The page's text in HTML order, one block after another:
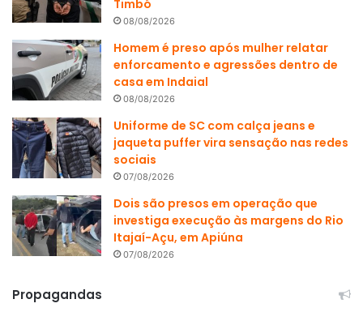
Timbó
08/08/2026
Homem é preso após mulher relatar
enforcamento e agressões dentro de
casa em Indaial
08/08/2026
Uniforme de SC com calça jeans e
jaqueta puffer vira sensação nas redes
sociais
07/08/2026
Dois são presos em operação que
investiga execução às margens do Rio
Itajaí-Açu, em Apiúna
07/08/2026
Propagandas